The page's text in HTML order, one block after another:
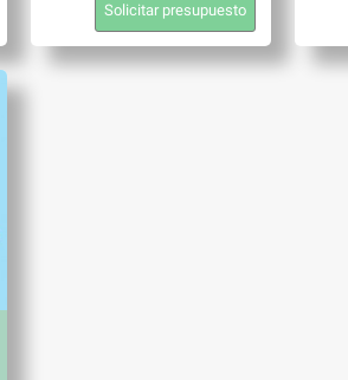
Solicitar presupuesto